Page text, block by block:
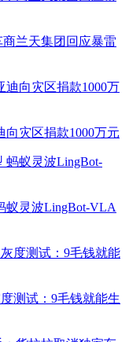
兰天集团回应暴雷
灾区捐款1000万元
蚁灵波LingBot-VLA
测试：9毛钱就能生